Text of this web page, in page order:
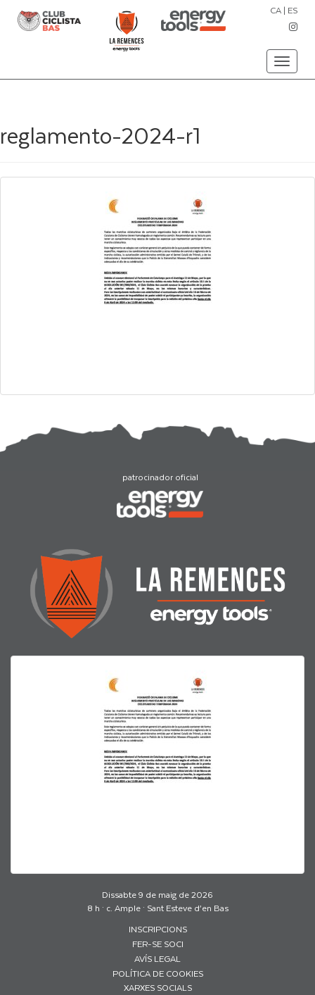
Toggle
CA | ES
reglamento-2024-r1
patrocinador oficial
Dissabte 9 de maig de 2026
8 h · c. Ample · Sant Esteve d’en Bas
INSCRIPCIONS
FER-SE SOCI
AVÍS LEGAL
POLÍTICA DE COOKIES
XARXES SOCIALS